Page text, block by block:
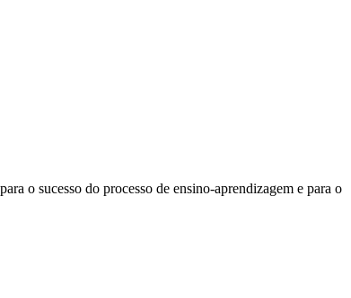
o sucesso do processo de ensino-aprendizagem e para o